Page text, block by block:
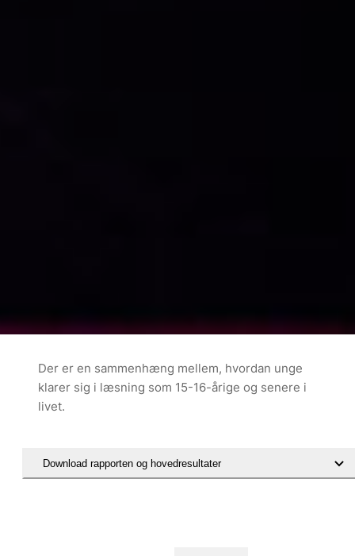
Der er en sammenhæng mellem, hvordan unge
klarer sig i læsning som 15-16-årige og senere i
livet.
Download rapporten og hovedresultater